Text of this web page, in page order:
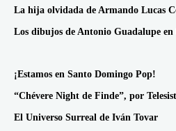
La hija olvidada de Armando Lucas
Los dibujos de Antonio Guadalupe
¡Estamos en Santo Domingo Pop!
“Chévere Night de Finde”, por
El Universo Surreal de Iván Tovar